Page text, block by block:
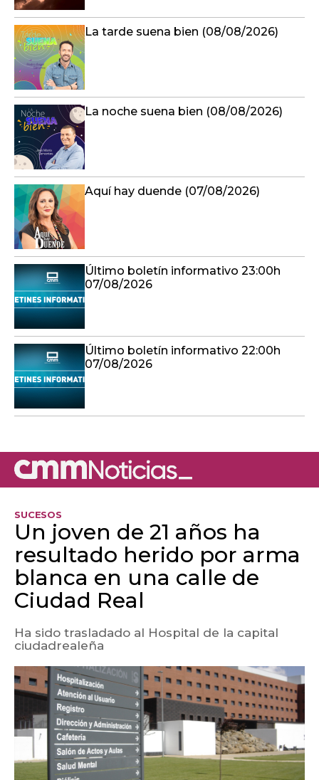
La tarde suena bien (08/08/2026)
La noche suena bien (08/08/2026)
Aquí hay duende (07/08/2026)
Último boletín informativo 23:00h
07/08/2026
Último boletín informativo 22:00h
07/08/2026
SUCESOS
Un joven de 21 años ha
resultado herido por arma
blanca en una calle de
Ciudad Real
Ha sido trasladado al Hospital de la capital
ciudadrealeña